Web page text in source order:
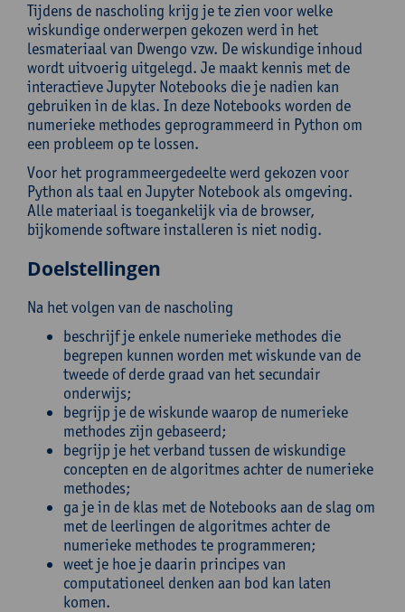
Tijdens de nascholing krijg je te zien voor welke
wiskundige onderwerpen gekozen werd in het
lesmateriaal van Dwengo vzw. De wiskundige inhoud
wordt uitvoerig uitgelegd. Je maakt kennis met de
interactieve Jupyter Notebooks die je nadien kan
gebruiken in de klas. In deze Notebooks worden de
numerieke methodes geprogrammeerd in Python om
een probleem op te lossen.
Voor het programmeergedeelte werd gekozen voor
Python als taal en Jupyter Notebook als omgeving.
Alle materiaal is toegankelijk via de browser,
bijkomende software installeren is niet nodig.
Doelstellingen
Na het volgen van de nascholing
beschrijf je enkele numerieke methodes die
begrepen kunnen worden met wiskunde van de
tweede of derde graad van het secundair
onderwijs;
begrijp je de wiskunde waarop de numerieke
methodes zijn gebaseerd;
begrijp je het verband tussen de wiskundige
concepten en de algoritmes achter de numerieke
methodes;
ga je in de klas met de Notebooks aan de slag om
met de leerlingen de algoritmes achter de
numerieke methodes te programmeren;
weet je hoe je daarin principes van
computationeel denken aan bod kan laten
komen.